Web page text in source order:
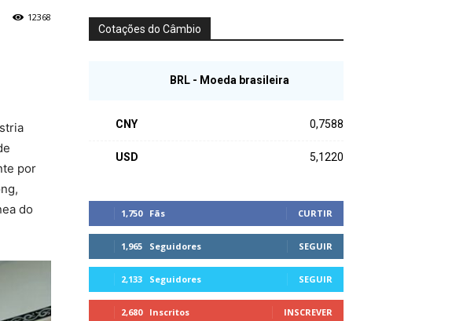
12368
por
do
Cotações do Câmbio
BRL - Moeda brasileira
CNY 0,7588
USD 5,1220
1,750 Fãs CURTIR
1,965 Seguidores SEGUIR
2,133 Seguidores SEGUIR
2,680 Inscritos INSCREVER